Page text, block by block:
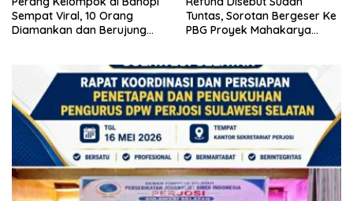
Sempat Viral, 10 Orang
Diamankan dan Berujung
Tuntas, Sorotan Bergeser Ke
PBG Proyek Mahakarya